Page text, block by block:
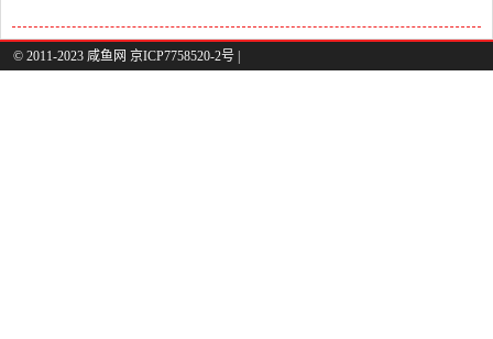
© 2011-2023 咸鱼网 京ICP7758520-2号 |